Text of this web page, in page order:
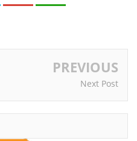
PREVIOUS
Next Post